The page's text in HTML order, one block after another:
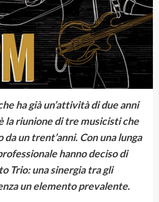
ha già un’attività di due anni
la riunione di tre musicisti che
da un trent’anni. Con una lunga
hanno deciso di
Trio: una sinergia tra gli
un elemento prevalente.